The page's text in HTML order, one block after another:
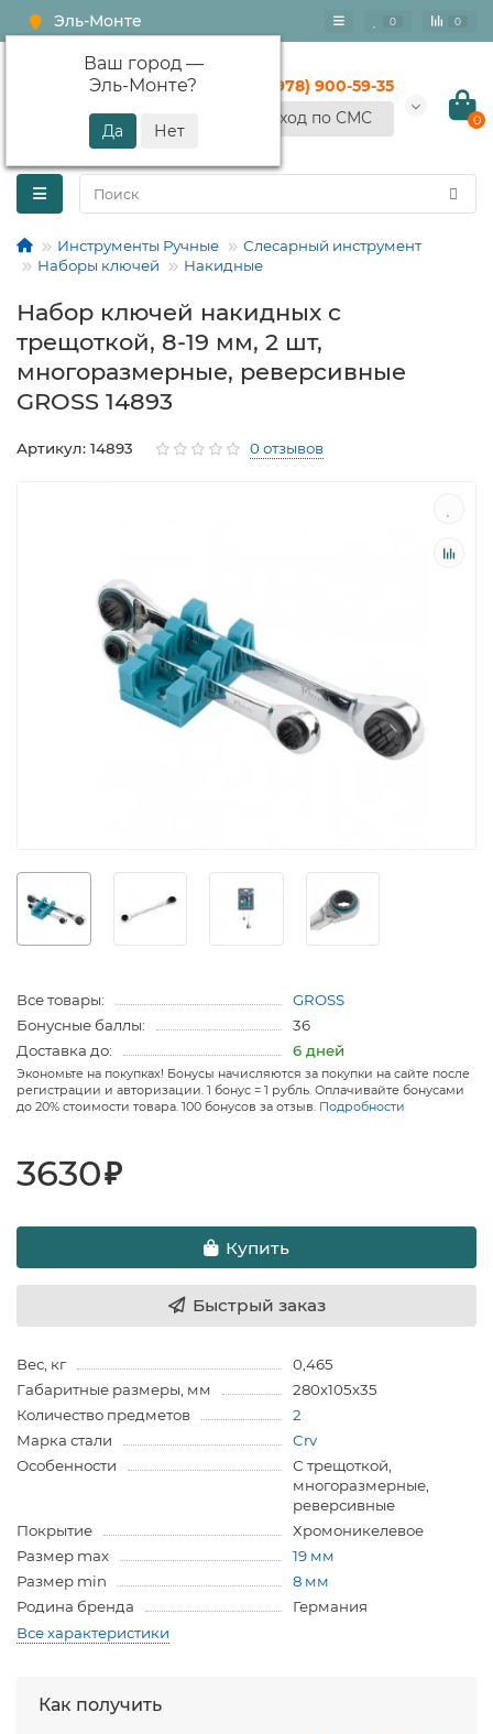
Эль-Монте
Ваш город —
Эль-Монте?
0 0
+7 (978) 900-59-35
Вход по СМС
0
Инструменты Ручные
Слесарный инструмент
Наборы ключей
Накидные
Набор ключей накидных с
трещоткой, 8-19 мм, 2 шт,
многоразмерные, реверсивные
GROSS 14893
Артикул: 14893 0 отзывов
Все товары:
GROSS
Бонусные баллы:
36
Доставка до:
6 дней
Экономьте на покупках! Бонусы начисляются за покупки на сайте после
регистрации и авторизации. 1 бонус = 1 рубль. Оплачивайте бонусами
до 20% стоимости товара. 100 бонусов за отзыв. Подробности
3630₽
Купить
Быстрый заказ
Вес, кг
0,465
Габаритные размеры, мм
280х105х35
Количество предметов
2
Марка стали
Crv
Особенности
С трещоткой,
многоразмерные,
реверсивные
Покрытие
Хромоникелевое
Размер max
19 мм
Размер min
8 мм
Родина бренда
Германия
Все характеристики
Как получить